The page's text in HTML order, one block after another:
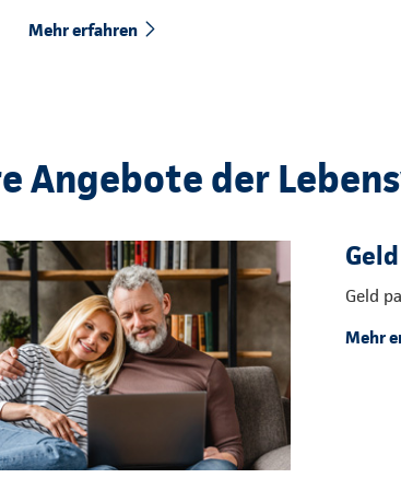
Mehr erfahren
Angebote der
Geld
Mehr